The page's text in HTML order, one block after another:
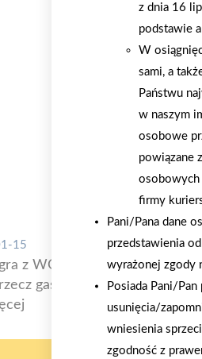
15
z WOŚP. Powstała
gastroenterologii
z dnia 16
podstawie
W
sami, a
Państwu
w naszym
osobowe
powiązane
osobowych
firmy
Pani/Pana dane
przedstawienia
wyrażonej zgody
Posiada Pani/
usunięcia/
wniesienia
zgodność z